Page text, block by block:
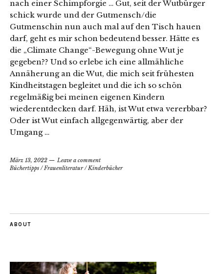
nach einer Schimpforgie … Gut, seit der Wutbürger
schick wurde und der Gutmensch/die
Gutmenschin nun auch mal auf den Tisch hauen
darf, geht es mir schon bedeutend besser. Hätte es
die „Climate Change“-Bewegung ohne Wut je
gegeben?? Und so erlebe ich eine allmähliche
Annäherung an die Wut, die mich seit frühesten
Kindheitstagen begleitet und die ich so schön
regelmäßig bei meinen eigenen Kindern
wiederentdecken darf. Häh, ist Wut etwa vererbbar?
Oder ist Wut einfach allgegenwärtig, aber der
Umgang …
März 13, 2022
Leave a comment
Büchertipps /Frauenliteratur/Kinderbücher
ABOUT